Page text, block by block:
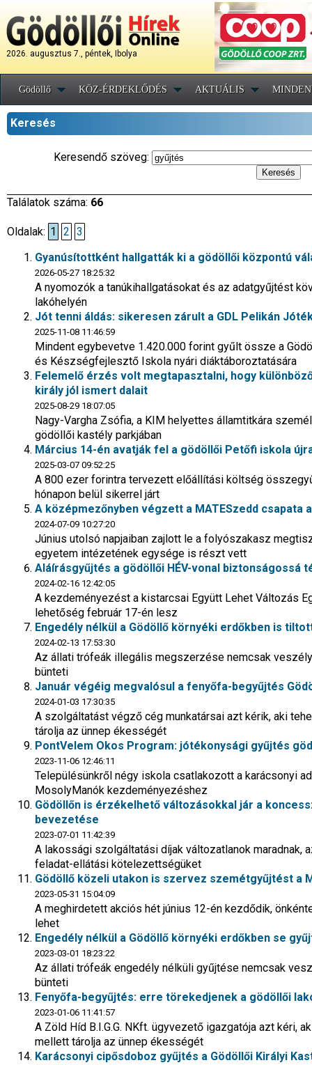
2026. augusztus 7., péntek, Ibolya
Gödöllő KÖZ-ÉRDEKLŐDÉS AKTUÁLIS
Keresés
Keresendő szöveg:
Találatok száma: 66
Oldalak: 1 2 3
Gyanúsítottként hallgatták ki a gödöllői központú
2026-05-27 18:25:32
A nyomozók a tanúkihallgatásokat és az adatgyűjtést
lakóhelyén
Jót tenni áldás: sikeresen zárult a GDL Pelikán
2025-11-08 11:46:59
Mindent egybevetve 1.420.000 forint gyűlt össze a
és Készségfejlesztő Iskola nyári diáktáboroztatására
Felemelő érzés volt megtapasztalni, hogy
király jól ismert dalait
2025-08-29 18:07:05
Nagy-Vargha Zsófia, a KIM helyettes államtitkára
gödöllői kastély parkjában
Március 14-én avatják fel a gödöllői Petőfi iskola
2025-03-07 09:52:25
A 800 ezer forintra tervezett előállítási költség
hónapon belül sikerrel járt
A középmezőnyben végzett a MATESzedd csapata
2024-07-09 10:27:20
Június utolsó napjaiban zajlott le a folyószakasz
egyetem intézetének egysége is részt vett
Aláírásgyűjtés a gödöllői HÉV-vonal biztonságossá
2024-02-16 12:42:05
A kezdeményezést a kistarcsai Együtt Lehet Változás
lehetőség február 17-én lesz
Engedély nélkül a Gödöllő környéki erdőkben is
2024-02-13 17:53:30
Az állati trófeák illegális megszerzése nemcsak
bünteti
Január végéig megvalósul a fenyőfa-begyűjtés
2024-01-03 17:30:35
A szolgáltatást végző cég munkatársai azt kérik, aki
tárolja az ünnep ékességét
PontVelem Okos Program: jótékonysági gyűjtés
2023-11-06 12:46:11
Településünkről négy iskola csatlakozott a karácsonyi
MosolyManók kezdeményezéshez
Gödöllőn is érzékelhető változásokkal jár a
bevezetése
2023-07-01 11:42:39
A lakossági szolgáltatási díjak változatlanok maradnak,
feladat-ellátási kötelezettségüket
Gödöllő közeli utakon is szervez szemétgyűjtést a
2023-05-31 15:04:09
A meghirdetett akciós hét június 12-én kezdődik,
lehet
Engedély nélkül a Gödöllő környéki erdőkben se
2023-03-01 18:23:22
Az állati trófeák engedély nélküli gyűjtése nemcsak
bünteti
Fenyőfa-begyűjtés: erre törekedjenek a gödöllői
2023-01-06 11:41:57
A Zöld Híd B.I.G.G. NKft. ügyvezető igazgatója azt kéri,
mellett tárolja az ünnep ékességét
Karácsonyi cipősdoboz gyűjtés a Gödöllői Királyi